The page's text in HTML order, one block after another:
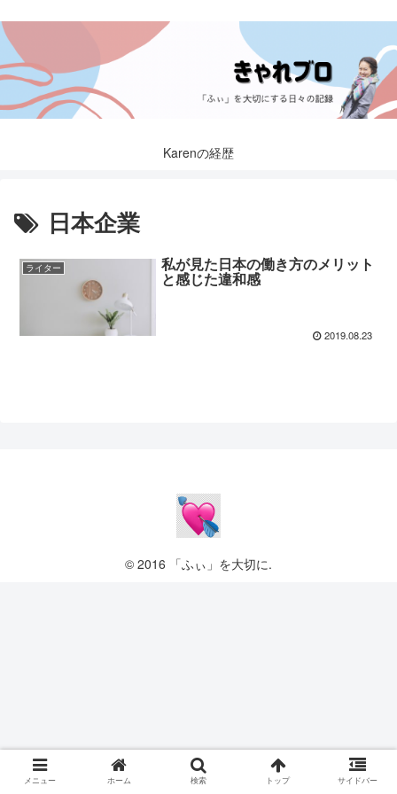
Karenの経歴
日本企業
ライター 私が見た日本の働き方のメリット
と感じた違和感
2019.08.23
© 2016 「ふぃ」を大切に.
メニュー ホーム 検索 トップ サイドバー